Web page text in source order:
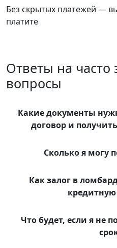
Без скрытых платежей —
платите
Ответы на часто
вопросы
Какие документы
договор и
Сколько я могу
Как залог в
Что будет, если я не